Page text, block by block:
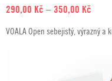
290,00 Kč –350,00 Kč
VOALA Open sebejistý, výrazný a